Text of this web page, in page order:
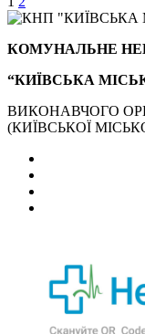
КОМУНАЛЬНЕ
“КИЇВСЬКА
ВИКОНАВЧОГО
(КИЇВСЬКОЇ